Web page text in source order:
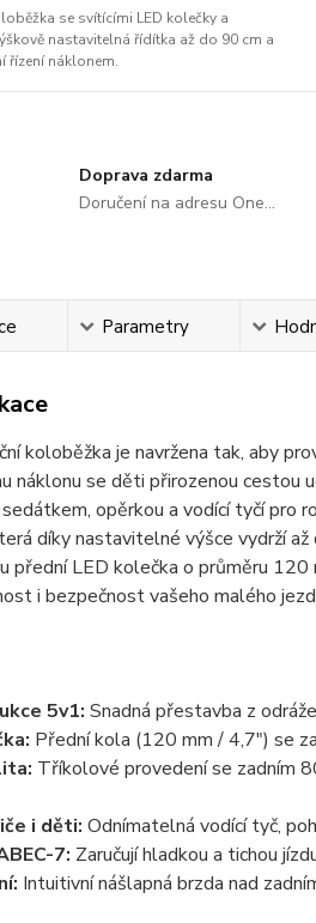
se svítícími LED kolečky a
nastavitelná řídítka až do 90 cm a
řízení náklonem.
Doprava zdarma
Doručení na adresu One...
Parametry
koloběžka je navržena tak, aby
náklonu se děti přirozenou cestou
opěrkou a vodící tyčípro
díky nastavitelné výšce vydrží
přední LED kolečka o průměru 120
i bezpečnost vašeho malého
5v1: Snadná přestavba z
Přední kola (120 mm / 4,7") se
Tříkolové provedení se zadním
i děti: Odnímatelná vodící tyč,
7: Zaručují hladkou a tichou
Intuitivní nášlapná brzda nad